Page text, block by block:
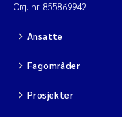
Org. nr: 855869942
Ansatte
Fagområder
Prosjekter